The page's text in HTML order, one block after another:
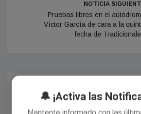
NOTICIA
Pruebas libres en el
Víctor García de cara a la
fecha de
Comentarios
🔔 ¡Activa las